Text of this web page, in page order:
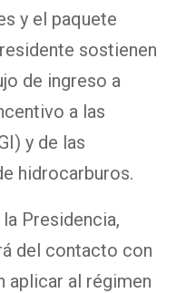
y el paquete
sostienen
de ingreso a
a las
y de las
hidrocarburos.
Presidencia,
del contacto con
aplicar al régimen